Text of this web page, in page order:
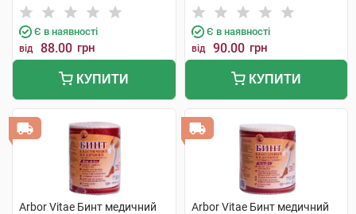
шт
Є в наявності
від 88.00 грн
КУПИТИ
Є в наявності
від 90.00 грн
КУПИТИ
Arbor Vitae Бинт медичний
Arbor Vitae Бинт медичний